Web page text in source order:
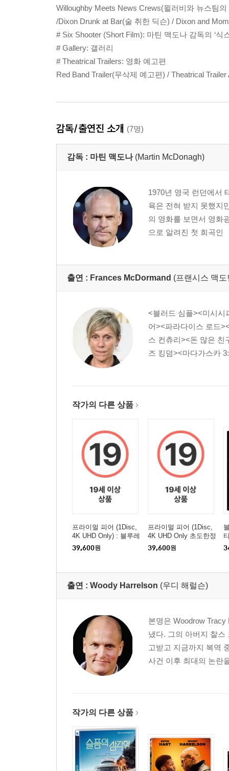
Willoughby Meets News Crews(윌러비와 뉴스팀
/Dixon Drunk at Bar(술 취한 딕슨) / Dixon and
# Six Shooter (Short Film): 마틴 맥도나 감독의 ‘식
# Gallery: 갤러리
# Theatrical Trailers: 영화 예고편
Red Band Trailer(무삭제 예고편) / Theatrical
감독/출연진 소개 (7명)
감독 : 마틴 맥도나 (Martin McDonagh)
1970년 영국 런던에서
육은 전혀 받지 못했지
의 영화를 보면서 영화
으로 알려진 첫 희곡인
출연 : Frances McDormand (프랜시스 맥도
<블러드 심플><미시시
어><파라다이스 로드
스 컨츄리><돈 많은 친
즈 킹덤><마다가스카
작가의 다른 상품
프라이멀 피어 (1Disc,
4K UHD Only) : 블루레
이
39,600원
프라이멀 피어 (1Disc,
4K UHD Only 초도한정
슬립케이스) : 블루레이
39,600원
출연 : Woody Harrelson (우디 해럴슨)
본명은 Woodrow
냈다. 그의 아버지 찰스
고받고 지금까지 복역
사건 이후 최대의 논란
작가의 다른 상품